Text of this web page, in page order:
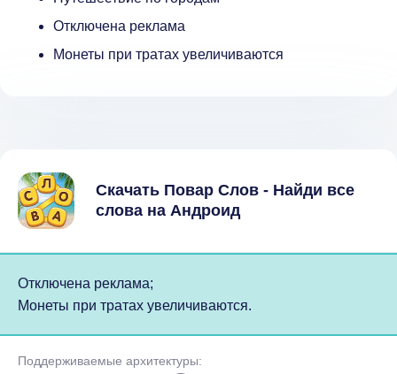
Отключена реклама
Монеты при тратах увеличиваются
Скачать Повар Слов - Найди все
слова на Андроид
Отключена реклама;
Монеты при тратах увеличиваются.
Поддерживаемые архитектуры: